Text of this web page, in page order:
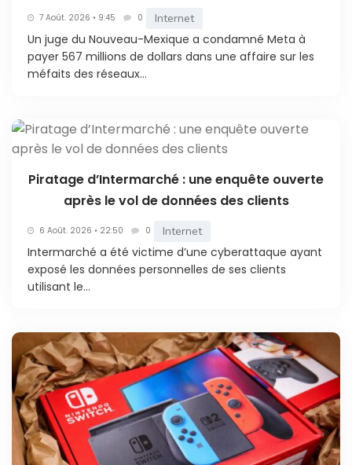
7 Août. 2026 • 9:45 0 Internet
Un juge du Nouveau-Mexique a condamné Meta à
payer 567 millions de dollars dans une affaire sur les
méfaits des réseaux...
Piratage d’Intermarché : une enquête ouverte
après le vol de données des clients
6 Août. 2026 • 22:50 0 Internet
Intermarché a été victime d’une cyberattaque ayant
exposé les données personnelles de ses clients
utilisant le...